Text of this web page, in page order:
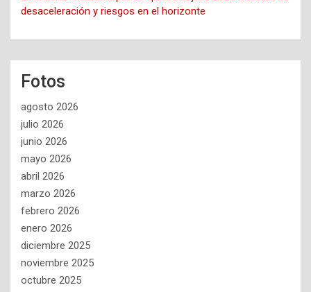
desaceleración y riesgos en el horizonte
Fotos
agosto 2026
julio 2026
junio 2026
mayo 2026
abril 2026
marzo 2026
febrero 2026
enero 2026
diciembre 2025
noviembre 2025
octubre 2025